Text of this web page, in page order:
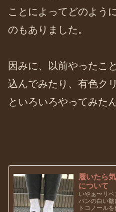
ことによってどのよう
のもありました。
因みに、以前やったこ
込んでみたり、有色ク
といろいろやってみた
履いたら
について
いやぁ〜リ
バンの白い
トコノール